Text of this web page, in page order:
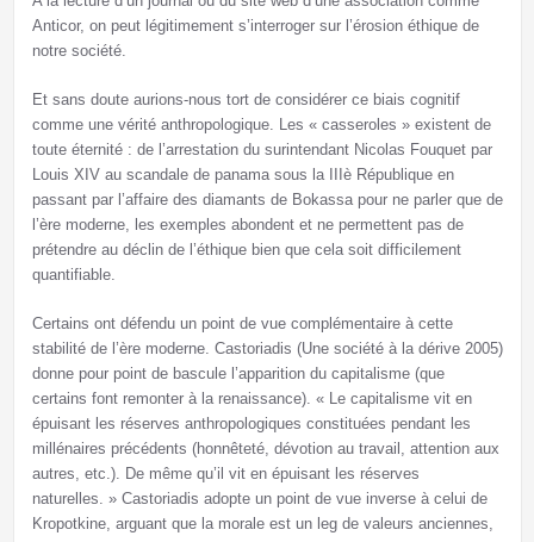
Anticor, on peut légitimement s’interroger sur l’érosion éthique de
notre société.
Et sans doute aurions-nous tort de considérer ce biais cognitif
comme une vérité anthropologique. Les « casseroles » existent de
toute éternité : de l’arrestation du surintendant Nicolas Fouquet par
Louis XIV au scandale de panama sous la IIIè République en
passant par l’affaire des diamants de Bokassa pour ne parler que de
l’ère moderne, les exemples abondent et ne permettent pas de
prétendre au déclin de l’éthique bien que cela soit difficilement
quantifiable.
Certains ont défendu un point de vue complémentaire à cette
stabilité de l’ère moderne. Castoriadis (Une société à la dérive 2005)
donne pour point de bascule l’apparition du capitalisme (que
certains font remonter à la renaissance). « Le capitalisme vit en
épuisant les réserves anthropologiques constituées pendant les
millénaires précédents (honnêteté, dévotion au travail, attention aux
autres, etc.). De même qu’il vit en épuisant les réserves
naturelles. » Castoriadis adopte un point de vue inverse à celui de
Kropotkine, arguant que la morale est un leg de valeurs anciennes,